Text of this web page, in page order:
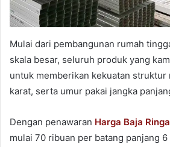
Mulai dari pembangunan rumah
skala besar, seluruh produk yang
untuk memberikan kekuatan struktur
karat, serta umur pakai jangka
Dengan penawaran Harga Baja
mulai 70 ribuan per batang panjang